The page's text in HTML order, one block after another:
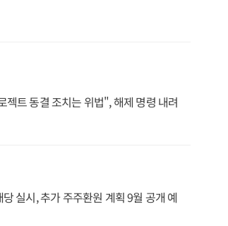
젝트 동결 조치는 위법", 해제 명령 내려
실시, 추가 주주환원 계획 9월 공개 예